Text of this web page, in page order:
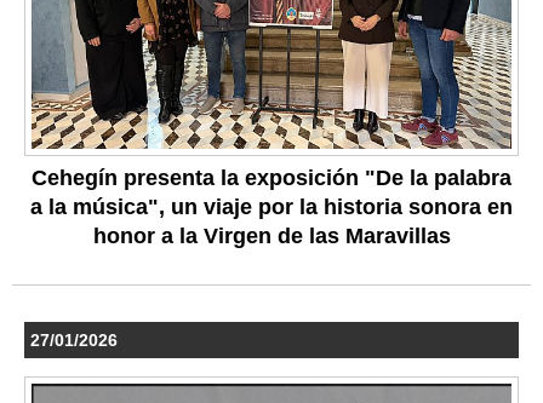
Cehegín presenta la exposición "De la palabra
a la música", un viaje por la historia sonora en
honor a la Virgen de las Maravillas
27/01/2026